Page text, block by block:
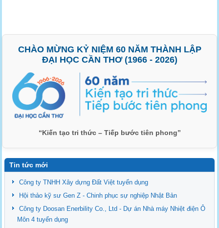
CHÀO MỪNG KỶ NIỆM 60 NĂM THÀNH LẬP
ĐẠI HỌC CẦN THƠ (1966 - 2026)
“Kiến tạo tri thức – Tiếp bước tiên phong”
Tin tức mới
Công ty TNHH Xây dựng Đất Việt tuyển dụng
Hội thảo kỹ sư Gen Z - Chinh phục sự nghiệp Nhật Bản
Công ty Doosan Enerbility Co., Ltd - Dự án Nhà máy Nhiệt điện Ô
Môn 4 tuyển dụng